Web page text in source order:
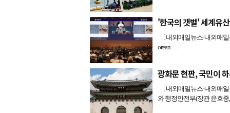
'한국의 갯벌' 세계유
〔내외매일뉴스·내외매
orean …
광화문 현판, 국민이
〔내외매일뉴스·내외매
와 행정안전부(장관 윤호